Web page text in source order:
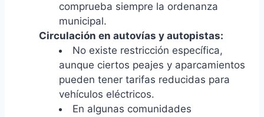
comprueba siempre la ordenanza
municipal.
Circulación en autovías y autopistas:
No existe restricción específica,
aunque ciertos peajes y aparcamientos
pueden tener tarifas reducidas para
vehículos eléctricos.
En algunas comunidades